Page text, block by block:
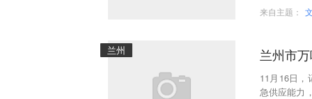
来自主题：
兰州 兰州市
11月16日，
急供应能力